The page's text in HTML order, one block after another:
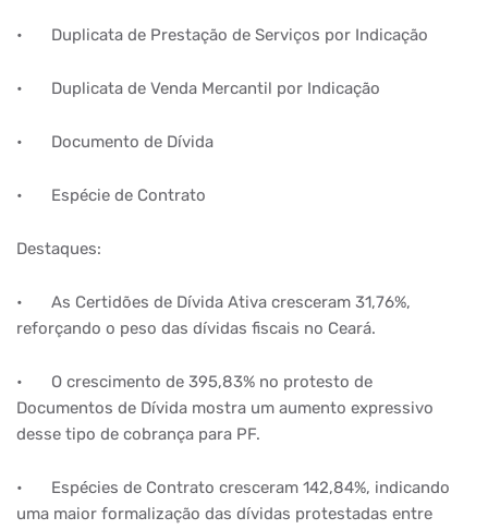
• Duplicata de Prestação de Serviços por Indicação
• Duplicata de Venda Mercantil por Indicação
• Documento de Dívida
• Espécie de Contrato
Destaques:
•
As Certidões de Dívida Ativa cresceram 31,76%,
reforçando o peso das dívidas fiscais no Ceará.
•
O crescimento de 395,83% no protesto de
Documentos de Dívida mostra um aumento expressivo
desse tipo de cobrança para PF.
•
Espécies de Contrato cresceram 142,84%, indicando
uma maior formalização das dívidas protestadas entre